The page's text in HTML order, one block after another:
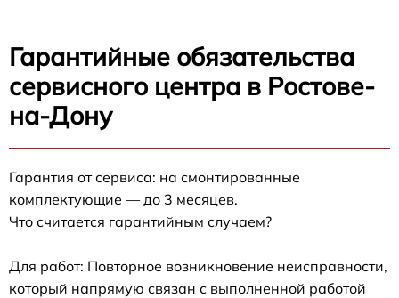
Гарантийные обязательства
сервисного центра в Ростове-
на-Дону
Гарантия от сервиса: на смонтированные
комплектующие — до 3 месяцев.
Что считается гарантийным случаем?
Для работ: Повторное возникновение неисправности,
который напрямую связан с выполненной работой